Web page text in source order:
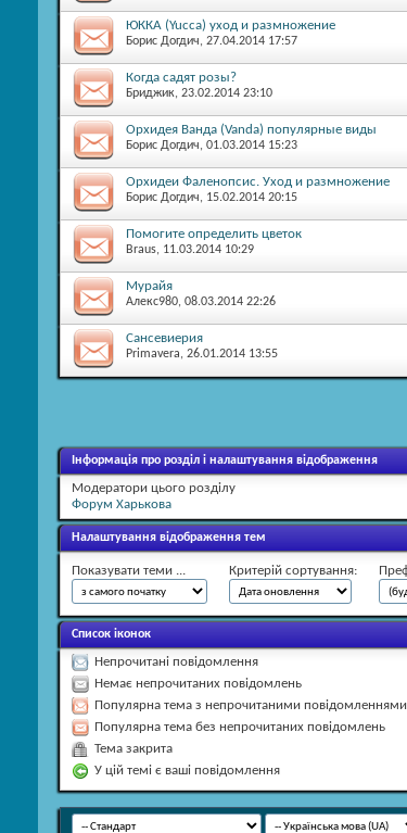
ЮККА (Yucca) уход и размножение
Борис Догдич, 27.04.2014 17:57
Когда садят розы?
Бриджик, 23.02.2014 23:10
Орхидея Ванда (Vanda) популярные виды
Борис Догдич, 01.03.2014 15:23
Орхидеи Фаленопсис. Уход и размножение
Борис Догдич, 15.02.2014 20:15
Помогите определить цветок
Braus, 11.03.2014 10:29
Мурайя
Алекс980, 08.03.2014 22:26
Сансевиерия
Primavera, 26.01.2014 13:55
Інформація про розділ і налаштування відображення
Модератори цього розділу
Форум Харькова
Налаштування відображення тем
Показувати теми ... Критерій сортування:
Список іконок
Непрочитані повідомлення
Немає непрочитаних повідомлень
Популярна тема з непрочитаними повідомленнями
Популярна тема без непрочитаних повідомлень
Тема закрита
У цій темі є ваші повідомлення